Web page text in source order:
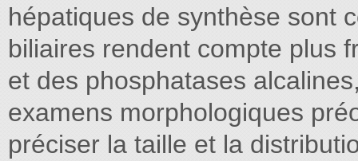
hépatiques de synthèse sont
biliaires rendent compte plus
et des phosphatases
examens morphologiques
préciser la taille et la